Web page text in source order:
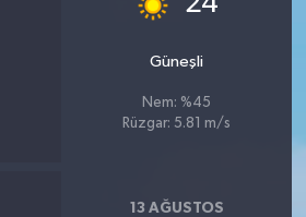
Güneşli
Nem: %45
Rüzgar: 5.81 m/s
13 AĞUSTOS